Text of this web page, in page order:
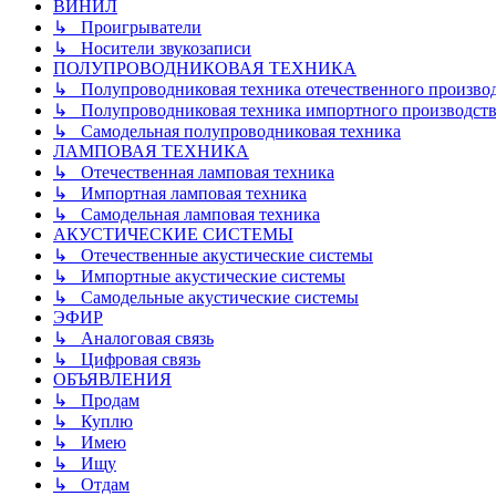
ВИНИЛ
↳ Проигрыватели
↳ Носители звукозаписи
ПОЛУПРОВОДНИКОВАЯ ТЕХНИКА
↳ Полупроводниковая техника отечественного
↳ Полупроводниковая техника импортного
↳ Самодельная полупроводниковая техника
ЛАМПОВАЯ ТЕХНИКА
↳ Отечественная ламповая техника
↳ Импортная ламповая техника
↳ Самодельная ламповая техника
АКУСТИЧЕСКИЕ СИСТЕМЫ
↳ Отечественные акустические системы
↳ Импортные акустические системы
↳ Самодельные акустические системы
ЭФИР
↳ Аналоговая связь
↳ Цифровая связь
ОБЪЯВЛЕНИЯ
↳ Продам
↳ Куплю
↳ Имею
↳ Ищу
↳ Отдам